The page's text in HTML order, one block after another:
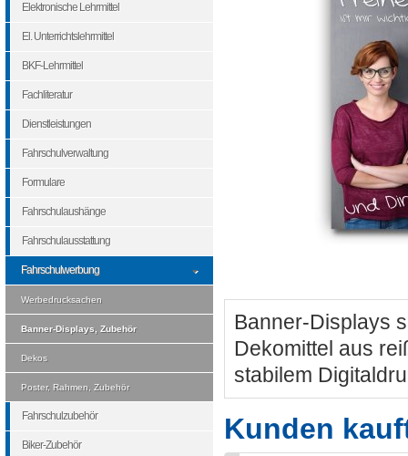
Banner-Displays
Dekomittel aus
stabilem
Kunden
Elektronische Lehrmittel
El. Unterrichtslehrmittel
BKF-Lehrmittel
Fachliteratur
Dienstleistungen
Fahrschulverwaltung
Formulare
Fahrschulaushänge
Fahrschulausstattung
Fahrschulwerbung
Werbedrucksachen
Banner-Displays, Zubehör
Dekos
Poster, Rahmen, Zubehör
Fahrschulzubehör
Biker-Zubehör